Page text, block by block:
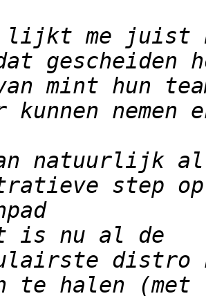
gescheiden
kunnen
natuurlijk
distro